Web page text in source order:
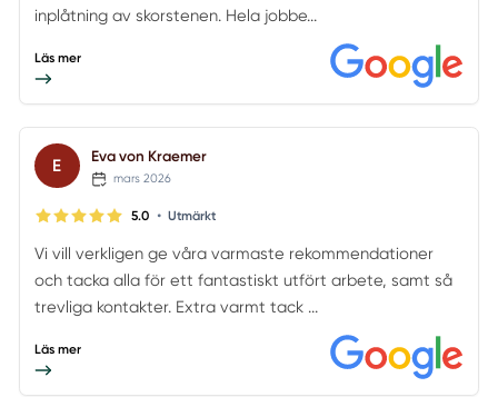
inplåtning av skorstenen. Hela jobbe...
Läs mer
E Eva von Kraemer
mars 2026
5.0 • Utmärkt
Vi vill verkligen ge våra varmaste rekommendationer
och tacka alla för ett fantastiskt utfört arbete, samt så
trevliga kontakter. Extra varmt tack ...
Läs mer